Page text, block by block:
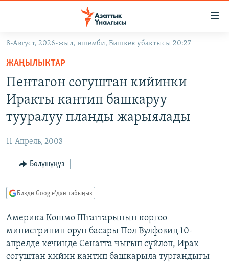
Навигацияга
өтүңүз
Издөөгө
салыңыз
МАДАНИЯТ
УКРАИНА
ТВ ПРОГРАММАЛАР
БҮГҮН АЗАТТЫКТА
ДАНИСТЕ
АЗАТТЫК+
ПОДКАСТ
ОНЛАЙН ШЕРИНЕ
8-Август, 2026-жыл, ишемби, Бишкек убактысы 20:27
ЖАҢЫЛЫКТАР
Пентагон согуштан кийинки
Иракты кантип башкаруу
тууралуу планды жарыялады
11-Апрель, 2003
Бөлүшүңүз
Бизди Google'дан табыңыз
Америка Кошмо Штаттарынын коргоо
министринин орун басары Пол Вулфовиц 10-
апрелде кечинде Сенатта чыгып сүйлөп, Ирак
согуштан кийин кантип башкарыла тургандыгы